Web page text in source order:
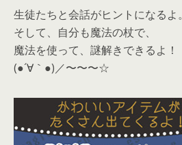
生徒たちと会話がヒントになるよ。
そして、自分も魔法の杖で、
魔法を使って、謎解きできるよ！
(●´∀｀●)／〜〜〜☆